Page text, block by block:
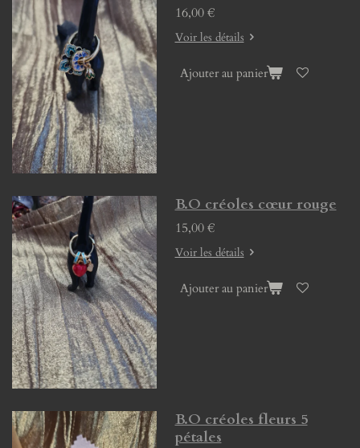
16,00 €
Voir les détails
Ajouter au panier
B.O créoles cœur rouge
15,00 €
Voir les détails
Ajouter au panier
B.O créoles fleurs 5
pétales